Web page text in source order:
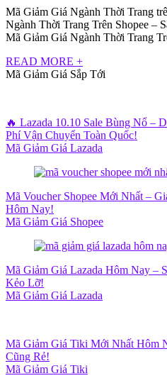
Mã Giảm Giá Ngành Thời Trang
Ngành Thời Trang Trên Shopee –
Mã Giảm Giá Ngành Thời Trang
READ MORE +
Mã Giảm Giá Sắp Tới
🔥 Lazada 10.10 Sale Bùng Nổ –
Phí Vận Chuyển Toàn Quốc!
Mã Giảm Giá Lazada
Mã Voucher Shopee Mới Nhất –
Hôm Nay!
Mã Giảm Giá Shopee
Mã Giảm Giá Lazada Hôm Nay –
Kẻo Lỡ!
Mã Giảm Giá Lazada
Mã Giảm Giá Tiki Mới Nhất Hôm
Cũng Rẻ!
Mã Giảm Giá Tiki